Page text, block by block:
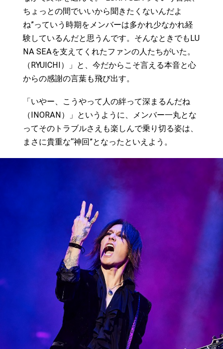
ちょっとの間でいいから聞きたくないんだよ
ね”っていう時期をメンバーは多かれ少なかれ経
験しているんだと思うんです。そんなときでもLU
NA SEAを支えてくれたファンの人たちがいた。
（RYUICHI）」と、今だからこそ言える本音と心
からの感謝の言葉も飛び出す。
「いやー、こうやって人の絆って深まるんだね
（INORAN）」というように、メンバー一丸とな
ってそのトラブルさえも楽しんで乗り切る姿は、
まさに貴重な“神回”となったといえよう。